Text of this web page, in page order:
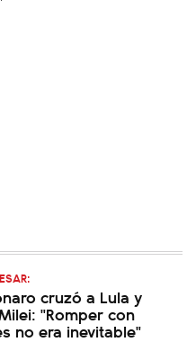
cruzó a Lula y
"Romper con
no era inevitable"